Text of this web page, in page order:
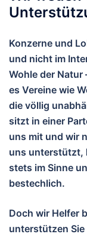
Konzerne und
und nicht im
Wohle der Natur
es Vereine wie
die völlig
sitzt in einer
uns mit und wir
uns unterstützt,
stets im Sinne
bestechlich.
Doch wir Helfer
unterstützen